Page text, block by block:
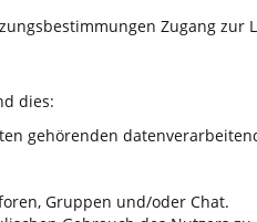
Zugang zur
dies:
gehörenden
Gruppen und/oder Chat.